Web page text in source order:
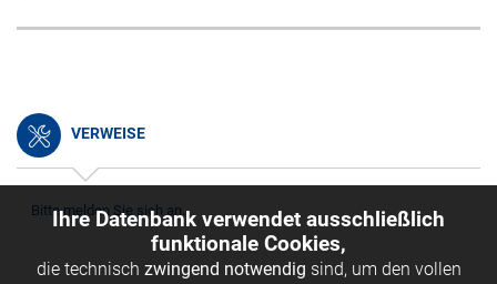
VERWEISE
Bitte melden Sie sich an.
Ihre Datenbank verwendet ausschließlich
funktionale Cookies,
die technisch zwingend notwendig sind, um den vollen